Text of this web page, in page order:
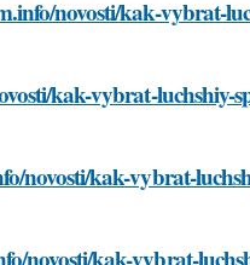
novosti/kak-vybrat-
kak-vybrat-luchshiy-
novosti/kak-vybrat-
novosti/kak-vybrat-